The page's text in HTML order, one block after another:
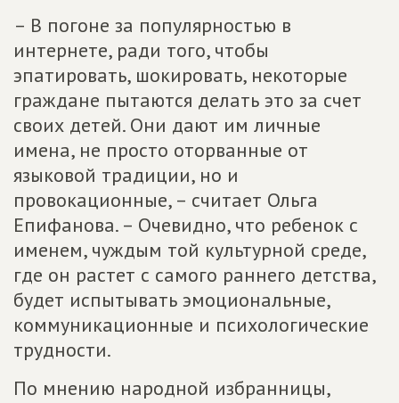
– В погоне за популярностью в
интернете, ради того, чтобы
эпатировать, шокировать, некоторые
граждане пытаются делать это за счет
своих детей. Они дают им личные
имена, не просто оторванные от
языковой традиции, но и
провокационные, – считает Ольга
Епифанова. – Очевидно, что ребенок с
именем, чуждым той культурной среде,
где он растет с самого раннего детства,
будет испытывать эмоциональные,
коммуникационные и психологические
трудности.
По мнению народной избранницы,